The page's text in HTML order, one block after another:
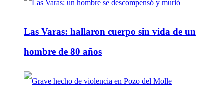
Las Varas: hallaron cuerpo sin vida de un
hombre de 80 años